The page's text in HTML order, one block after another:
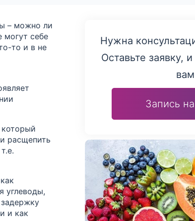
– можно ли
могут себе
то и в не
который
расщепить
углеводы,
и как
Нужна
Оставьте заявку,
Запись